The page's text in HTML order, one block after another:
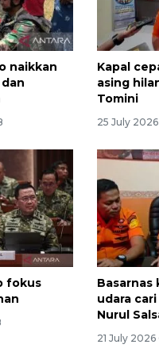
naikkan
Kapal
asing
Tomini
25 July
fokus
Basarnas
udara
Nurul
21 July 2026